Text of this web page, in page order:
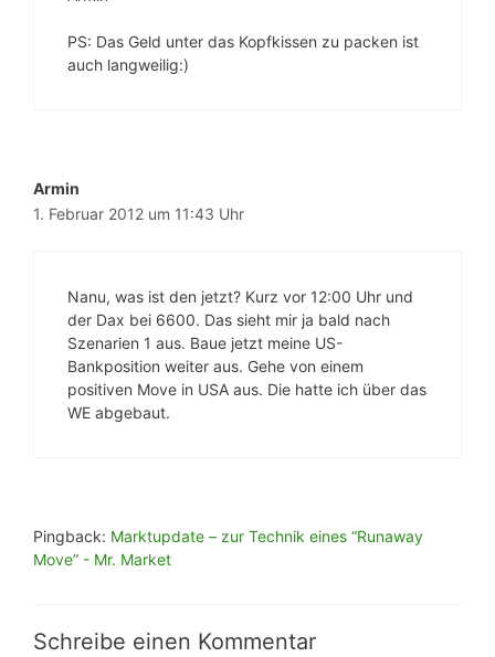
PS: Das Geld unter das Kopfkissen zu packen ist
auch langweilig:)
Armin
1. Februar 2012 um 11:43 Uhr
Nanu, was ist den jetzt? Kurz vor 12:00 Uhr und
der Dax bei 6600. Das sieht mir ja bald nach
Szenarien 1 aus. Baue jetzt meine US-
Bankposition weiter aus. Gehe von einem
positiven Move in USA aus. Die hatte ich über das
WE abgebaut.
Pingback: Marktupdate – zur Technik eines “Runaway
Move” - Mr. Market
Schreibe einen Kommentar